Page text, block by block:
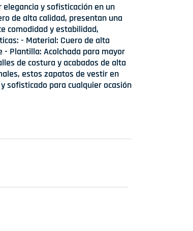
y sofisticación en un
de alta calidad, presentan una
comodidad y estabilidad,
- Material: Cuero de alta
- Plantilla: Acolchada para mayor
de costura y acabados de alta
estos zapatos de vestir en
sofisticado para cualquier ocasión